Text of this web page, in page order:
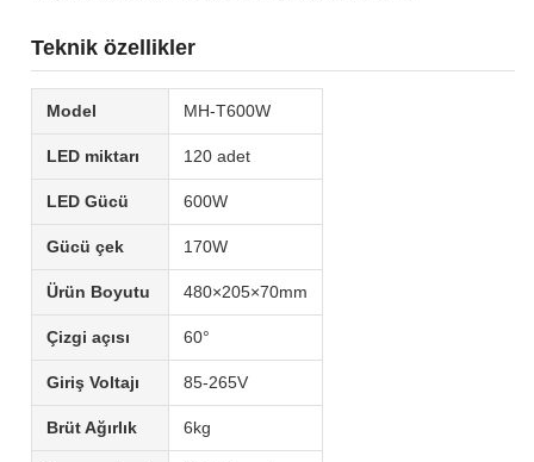
Teknik özellikler
Model MH-T600W
LED miktarı 120 adet
LED Gücü 600W
Gücü çek 170W
Ürün Boyutu 480×205×70mm
Çizgi açısı 60°
Giriş Voltajı 85-265V
Brüt Ağırlık 6kg